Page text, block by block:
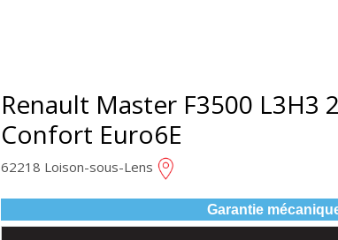
Renault Master F3500 L3H3
Confort Euro6E
62218 Loison-sous-Lens
Garantie